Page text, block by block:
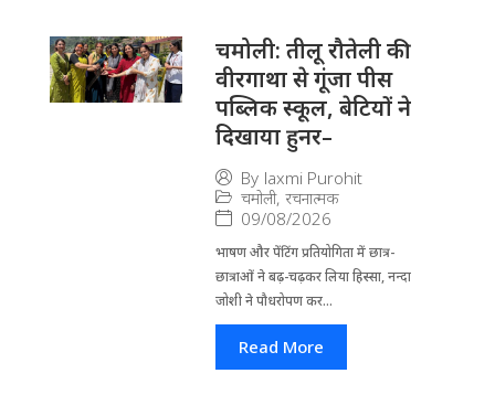
चमोली: तीलू रौतेली की
वीरगाथा से गूंजा पीस
पब्लिक स्कूल, बेटियों ने
दिखाया हुनर–
By laxmi Purohit
चमोली, रचनात्मक
09/08/2026
भाषण और पेंटिंग प्रतियोगिता में छात्र-
छात्राओं ने बढ़-चढ़कर लिया हिस्सा, नन्दा
जोशी ने पौधरोपण कर...
Read More